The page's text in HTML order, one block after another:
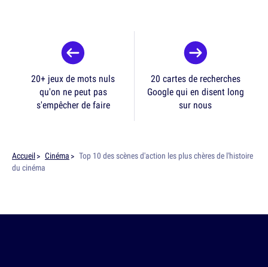
20+ jeux de mots nuls
qu'on ne peut pas
s'empêcher de faire
20 cartes de recherches
Google qui en disent long
sur nous
Accueil Cinéma
Top 10 des scènes d'action les plus chères de l'histoire
du cinéma